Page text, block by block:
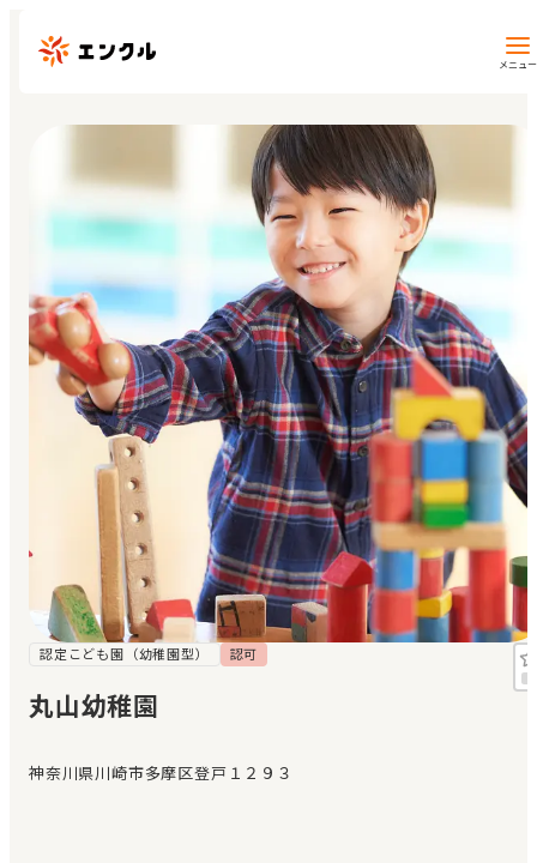
メニュー
地図から探す
地域から探す
マイページ
閲覧履歴
お気に入り
見学日記
メッセージ
おすすめの園
エンクルの特徴と活用方法
認定こども園（幼稚園型） 認可
丸山幼稚園
神奈川県川崎市多摩区登戸１２９３